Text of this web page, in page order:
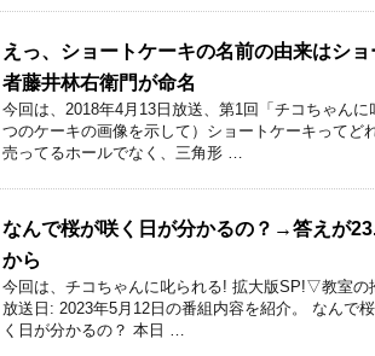
えっ、ショートケーキの名前の由来はシ
者藤井林右衛門が命名
今回は、2018年4月13日放送、第1回「チコちゃん
つのケーキの画像を示して）ショートケーキってど
売ってるホールでなく、三角形 …
なんで桜が咲く日が分かるの？→答えが
から
今回は、チコちゃんに叱られる! 拡大版SP!▽教室
放送日: 2023年5月12日の番組内容を紹介。 なんで
く日が分かるの？ 本日 …